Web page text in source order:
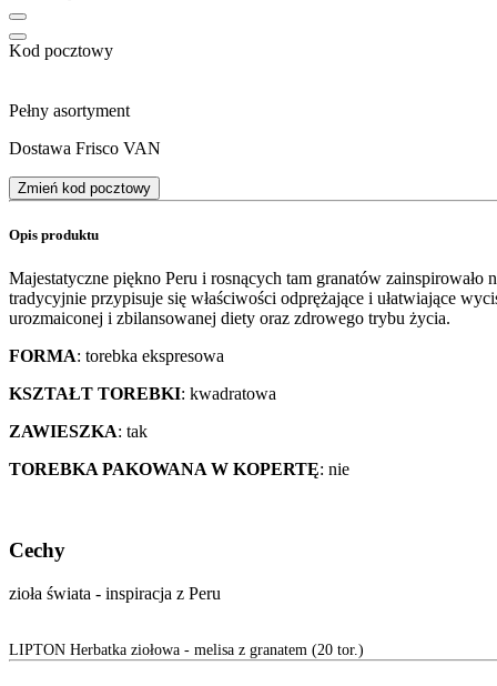
Kod pocztowy
Pełny asortyment
Dostawa Frisco VAN
Zmień kod pocztowy
Opis produktu
Majestatyczne piękno Peru i rosnących tam granatów
tradycyjnie przypisuje się właściwości odprężające i ułatwiające
urozmaiconej i zbilansowanej diety oraz zdrowego trybu życia.
FORMA: torebka ekspresowa
KSZTAŁT TOREBKI: kwadratowa
ZAWIESZKA: tak
TOREBKA PAKOWANA W KOPERTĘ: nie
Cechy
zioła świata - inspiracja z Peru
LIPTON Herbatka ziołowa - melisa z granatem (20 tor.)